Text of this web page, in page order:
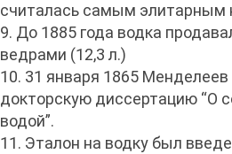
считалась самым элитарным
9. До 1885 года водка
ведрами (12,3 л.)
10. 31 января 1865
докторскую диссертацию “О
водой”.
11. Эталон на водку был